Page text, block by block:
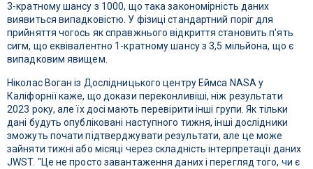
3-кратному шансу з 1000, що така закономірність даних
виявиться випадковістю. У фізиці стандартний поріг для
прийняття чогось як справжнього відкриття становить п'ять
сигм, що еквівалентно 1-кратному шансу з 3,5 мільйона, що є
випадковим явищем.
Ніколас Воган із Дослідницького центру Еймса NASA у
Каліфорнії каже, що докази переконливіші, ніж результати
2023 року, але їх досі мають перевірити інші групи. Як тільки
дані будуть опубліковані наступного тижня, інші дослідники
зможуть почати підтверджувати результати, але це може
зайняти тижні або місяці через складність інтерпретації даних
JWST. "Це не просто завантаження даних і перегляд того, чи є